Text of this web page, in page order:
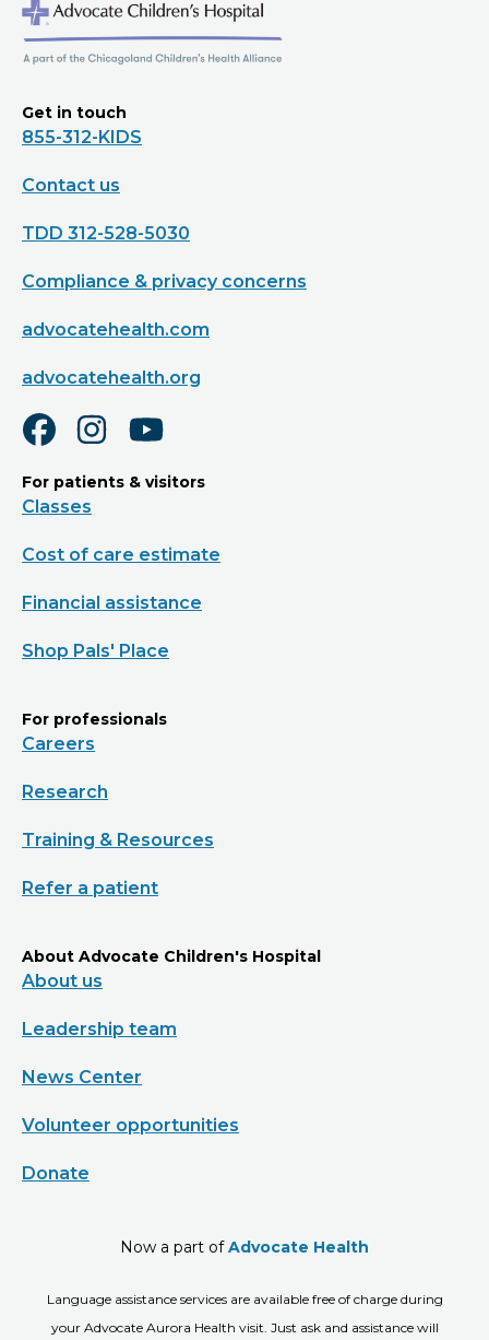
Get in touch
855-312-KIDS
Contact us
TDD 312-528-5030
Compliance & privacy concerns
advocatehealth.com
advocatehealth.org
For patients & visitors
Classes
Cost of care estimate
Financial assistance
Shop Pals' Place
For professionals
Careers
Research
Training & Resources
Refer a patient
About Advocate Children's Hospital
About us
Leadership team
News Center
Volunteer opportunities
Donate
Now a part ofAdvocate Health
Language assistance services are available free of charge during
your Advocate Aurora Health visit. Just ask and assistance will